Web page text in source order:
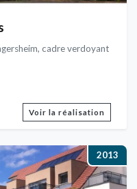
cadre verdoyant
Voir la réalisation
2013